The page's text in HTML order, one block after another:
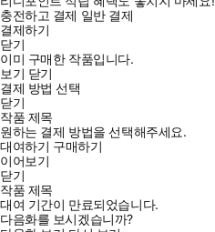
충전하고 결제 일반 결제
결제하기
닫기
이미 구매한 작품입니다.
보기 닫기
결제 방법 선택
닫기
작품 제목
원하는 결제 방법을 선택해주세요.
대여하기 구매하기
이어보기
닫기
작품 제목
대여 기간이 만료되었습니다.
다음화를 보시겠습니까?